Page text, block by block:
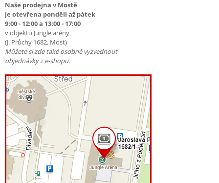
Naše prodejna v Mostě
je otevřena pondělí až pátek
9:00 - 12:00 a 13:00 - 17:00
v objektu Jungle arény
(J. Průchy 1682, Most)
Můžete si zde také osobně vyzvednout
objednávky z e-shopu.